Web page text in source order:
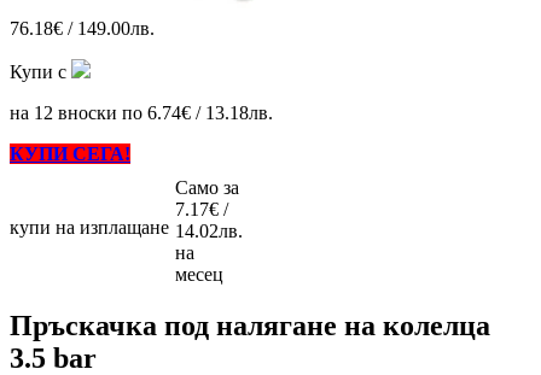
76.18€ / 149.00лв.
Купи с
на 12 вноски по 6.74€ / 13.18лв.
КУПИ СЕГА!
купи на изплащане
Само за
7.17€ /
14.02лв.
на
месец
Пръскачка под налягане на колелца
3.5 bar